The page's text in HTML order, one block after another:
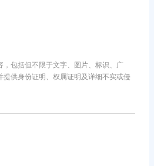
包括但不限于文字、图片、标识、广
供身份证明、权属证明及详细不实或侵